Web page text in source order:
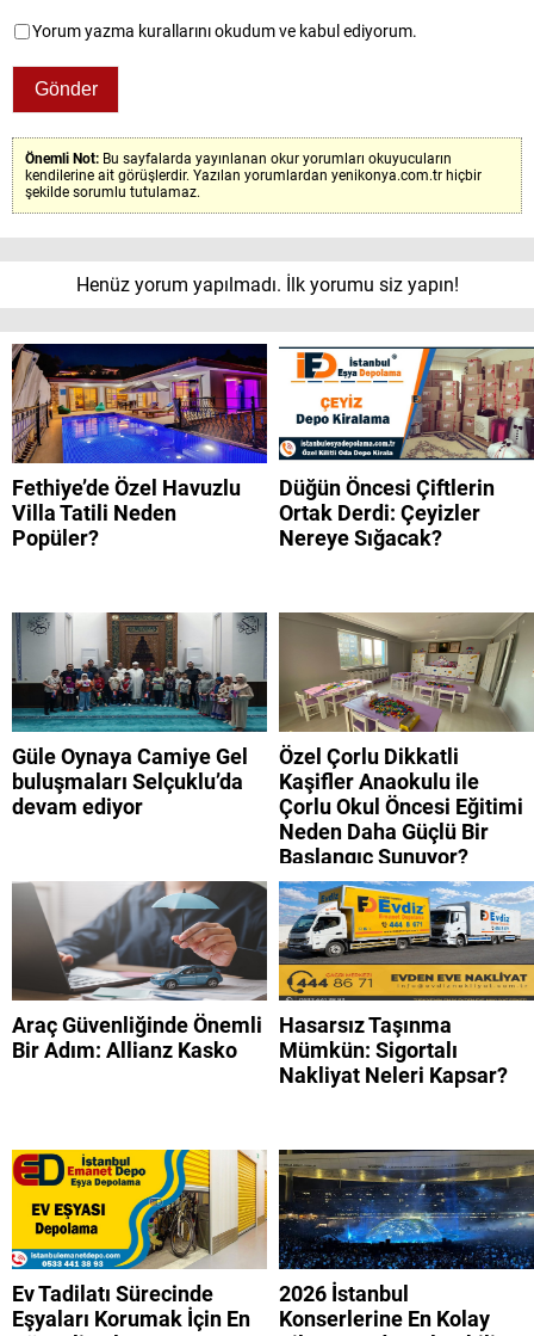
Yorum yazma kurallarını okudum ve kabul ediyorum.
Önemli Not: Bu sayfalarda yayınlanan okur yorumları okuyucuların
kendilerine ait görüşlerdir. Yazılan yorumlardan yenikonya.com.tr hiçbir
şekilde sorumlu tutulamaz.
Henüz yorum yapılmadı. İlk yorumu siz yapın!
Fethiye’de Özel Havuzlu
Villa Tatili Neden
Popüler?
Düğün Öncesi Çiftlerin
Ortak Derdi: Çeyizler
Nereye Sığacak?
Güle Oynaya Camiye Gel
buluşmaları Selçuklu’da
devam ediyor
Özel Çorlu Dikkatli
Kaşifler Anaokulu ile
Çorlu Okul Öncesi Eğitimi
Neden Daha Güçlü Bir
Başlangıç Sunuyor?
Araç Güvenliğinde Önemli
Bir Adım: Allianz Kasko
Hasarsız Taşınma
Mümkün: Sigortalı
Nakliyat Neleri Kapsar?
Ev Tadilatı Sürecinde
Eşyaları Korumak İçin En
2026 İstanbul
Konserlerine En Kolay